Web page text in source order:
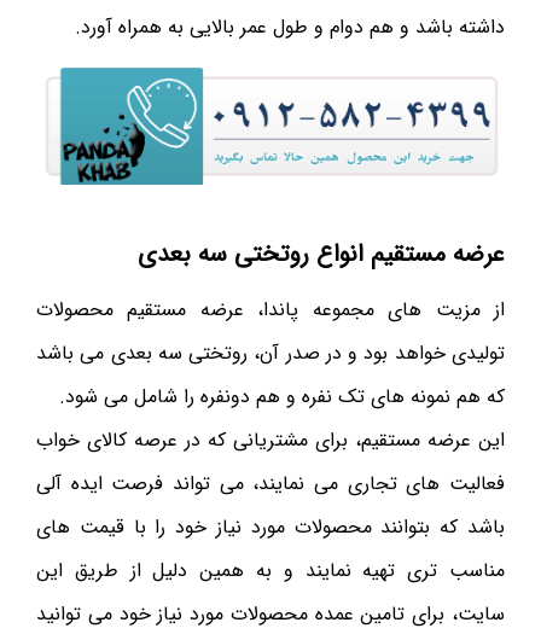
داشته باشد و هم دوام و طول عمر بالایی به همراه آورد.
عرضه مستقیم انواع روتختی سه بعدی
از مزیت های مجموعه پاندا، عرضه مستقیم محصولات
تولیدی خواهد بود و در صدر آن، روتختی سه بعدی می باشد
که هم نمونه های تک نفره و هم دونفره را شامل می شود.
این عرضه مستقیم، برای مشتریانی که در عرصه کالای خواب
فعالیت های تجاری می نمایند، می تواند فرصت ایده آلی
باشد که بتوانند محصولات مورد نیاز خود را با قیمت های
مناسب تری تهیه نمایند و به همین دلیل از طریق این
سایت، برای تامین عمده محصولات مورد نیاز خود می توانید